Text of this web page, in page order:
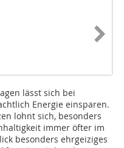
lässt sich bei
Energie einsparen.
lohnt sich, besonders
immer öfter im
besonders ehrgeiziges